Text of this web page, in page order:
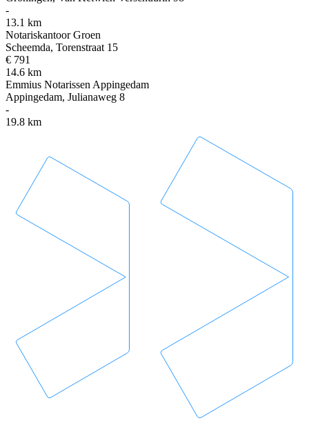
-
13.1 km
Notariskantoor Groen
Scheemda, Torenstraat 15
€ 791
14.6 km
Emmius Notarissen Appingedam
Appingedam, Julianaweg 8
-
19.8 km